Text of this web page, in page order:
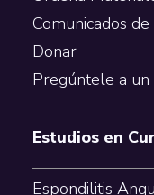
Comunicados
Donar
Pregúntele a
Estudios en
Espondilitis